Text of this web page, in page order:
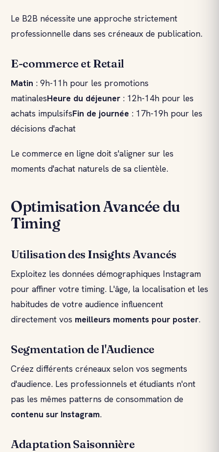
Le B2B nécessite une approche strictement
professionnelle dans ses créneaux de publication.
E-commerce et Retail
Matin : 9h-11h pour les promotions
matinalesHeure du déjeuner : 12h-14h pour les
achats impulsifsFin de journée : 17h-19h pour les
décisions d'achat
Le commerce en ligne doit s'aligner sur les
moments d'achat naturels de sa clientèle.
Optimisation Avancée du
Timing
Utilisation des Insights Avancés
Exploitez les données démographiques Instagram
pour affiner votre timing. L'âge, la localisation et les
habitudes de votre audience influencent
directement vos meilleurs moments pour poster.
Segmentation de l'Audience
Créez différents créneaux selon vos segments
d'audience. Les professionnels et étudiants n'ont
pas les mêmes patterns de consommation de
contenu sur Instagram.
Adaptation Saisonnière